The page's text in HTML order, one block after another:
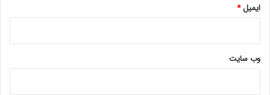
م
ی‌
و
د
ایمیل*
وب‌ سایت